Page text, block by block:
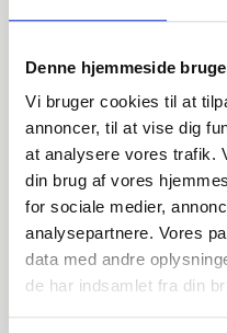
Denne hjemmeside
Vi bruger cookies til at
annoncer, til at vise dig
at analysere vores trafik.
din brug af vores
for sociale medier,
analysepartnere. Vores
data med andre
de har indsamlet fra din
DN150 168,3 Løsflange (B3-
EN 1092-1 T:04 A PN10-16
P250GH 1.0460
Løsflange
000651168